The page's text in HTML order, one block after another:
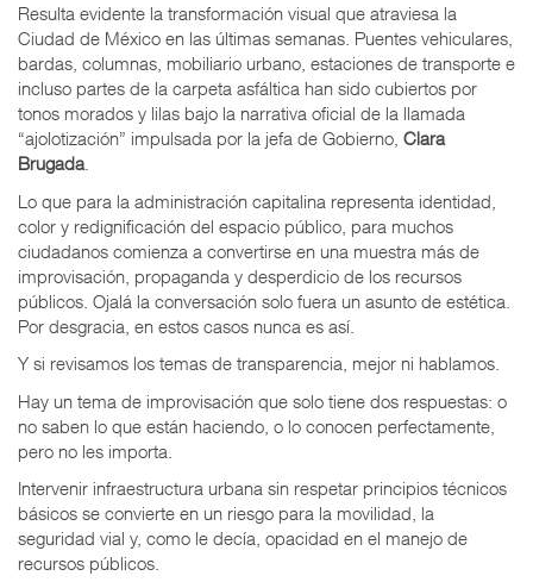
Resulta evidente la transformación visual que atraviesa la
Ciudad de México en las últimas semanas. Puentes vehiculares,
bardas, columnas, mobiliario urbano, estaciones de transporte e
incluso partes de la carpeta asfáltica han sido cubiertos por
tonos morados y lilas bajo la narrativa oficial de la llamada
“ajolotización” impulsada por la jefa de Gobierno, Clara
Brugada.
Lo que para la administración capitalina representa identidad,
color y redignificación del espacio público, para muchos
ciudadanos comienza a convertirse en una muestra más de
improvisación, propaganda y desperdicio de los recursos
públicos. Ojalá la conversación solo fuera un asunto de estética.
Por desgracia, en estos casos nunca es así.
Y si revisamos los temas de transparencia, mejor ni hablamos.
Hay un tema de improvisación que solo tiene dos respuestas: o
no saben lo que están haciendo, o lo conocen perfectamente,
pero no les importa.
Intervenir infraestructura urbana sin respetar principios técnicos
básicos se convierte en un riesgo para la movilidad, la
seguridad vial y, como le decía, opacidad en el manejo de
recursos públicos.